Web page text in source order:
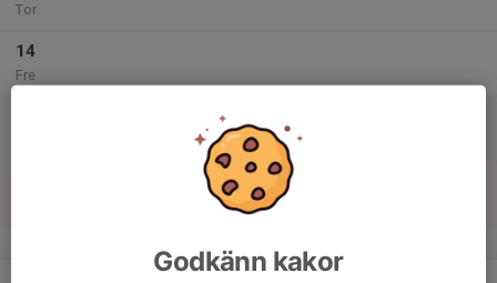
Tor
14
Fre
Godkänn kakor